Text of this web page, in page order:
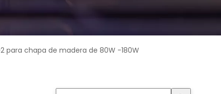
para chapa de madera de 80W -180W